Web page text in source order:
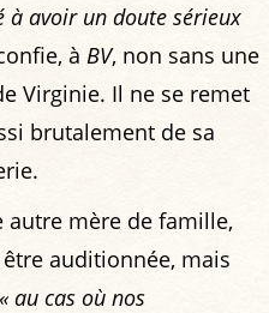
à avoir un doute sérieux
à BV, non sans une
Virginie. Il ne se remet
brutalement de sa
autre mère de famille,
auditionnée, mais
« au cas où nos